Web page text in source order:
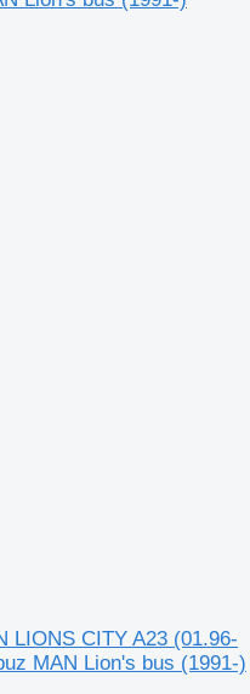
LIONS CITY A23 (01.96-
MAN Lion's bus (1991-)